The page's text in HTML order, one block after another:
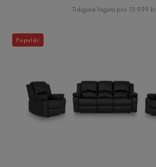
Pris
Tidigare lägsta pris 13 999 kr
Populär